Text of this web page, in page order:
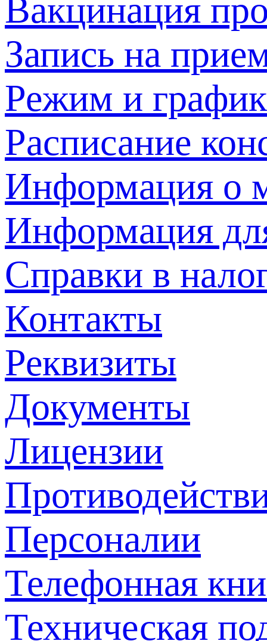
Вакцинация
Запись на
Режим и
Расписание
Информация о
Информация
Справки в
Контакты
Реквизиты
Документы
Лицензии
Персоналии
Телефонная
Техническая